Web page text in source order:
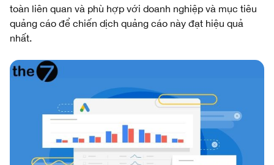
toàn liên quan và phù hợp với doanh nghiệp và mục tiêu
quảng cáo để chiến dịch quảng cáo này đạt hiệu quả
nhất.